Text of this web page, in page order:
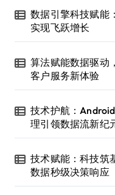
数据引擎科技赋能
实现飞跃增长
算法赋能数据驱动
客户服务新体验
技术护航：
理引领数据流新纪
技术赋能：科技筑
数据秒级决策响应